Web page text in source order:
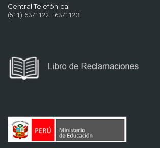
Central Telefónica:
(511) 6371122 - 6371123